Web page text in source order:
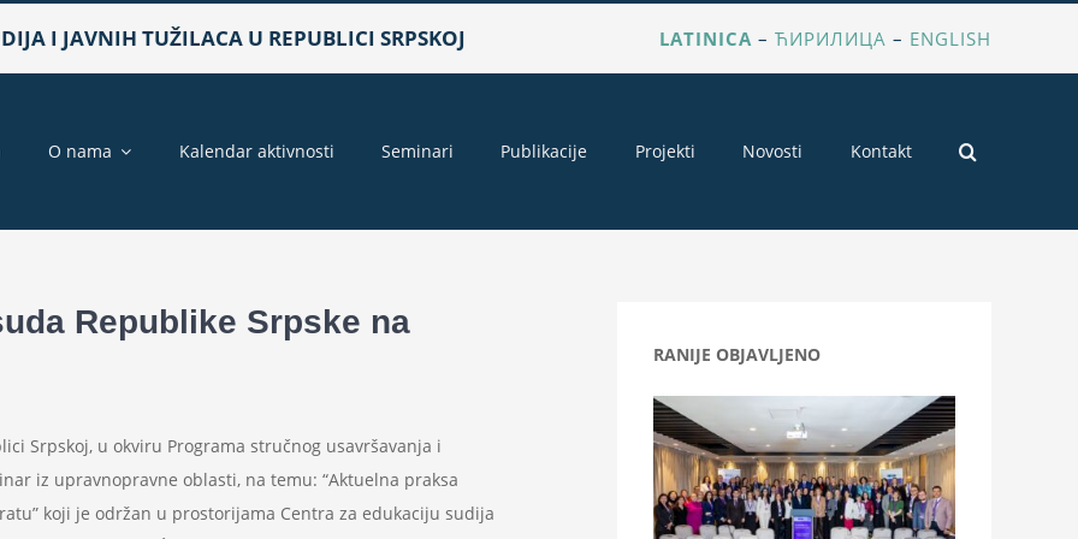
I JAVNIH TUŽILACA U REPUBLICI SRPSKOJ LATINICA –ЋИРИЛИЦА – ENGLISH
O nama Kalendar aktivnosti Seminari Publikacije Projekti Novosti Kontakt
Republike Srpske na
Srpskoj, u okviru Programa stručnog usavršavanja i
iz upravnopravne oblasti, na temu: “Aktuelna praksa
koji je održan u prostorijama Centra za edukaciju sudija
RANIJE OBJAVLJENO